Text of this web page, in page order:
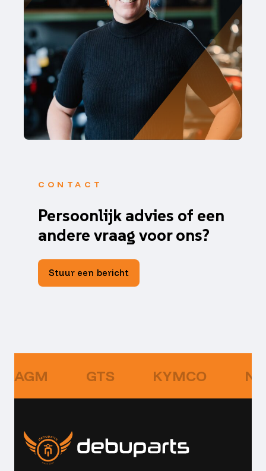
CONTACT
Persoonlijk advies of een
andere vraag voor ons?
Stuur een bericht
AGM GTS KYMCO